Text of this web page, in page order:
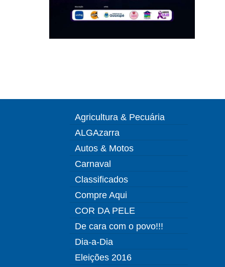
Agricultura & Pecuária
ALGAzarra
Autos & Motos
Carnaval
Classificados
Compre Aqui
COR DA PELE
De cara com o povo!!!
Dia-a-Dia
Eleições 2016